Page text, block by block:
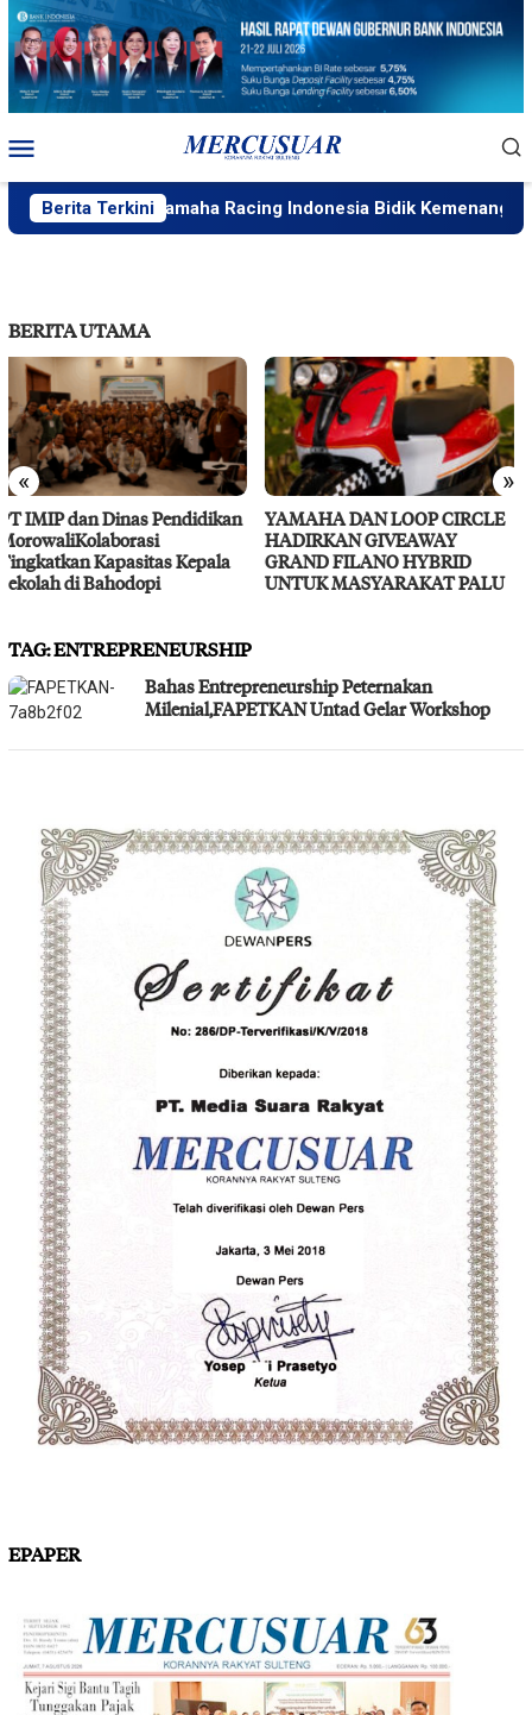
Loncat
konten
Mobile
Berita Terkini
Mandalika, Yamaha Racing Indonesia Bidik Kemenangan Seri
BERITA UTAMA
« »
YAMAHA DAN LOOP CIRCLE
HADIRKAN GIVEAWAY
GRAND FILANO HYBRID
UNTUK MASYARAKAT PALU
RS Pendidikan Untad Gelar
Layanan Kesehatan Gratis
TAG:ENTREPRENEURSHIP
Bahas Entrepreneurship Peternakan
Milenial,FAPETKAN Untad Gelar Workshop
EPAPER